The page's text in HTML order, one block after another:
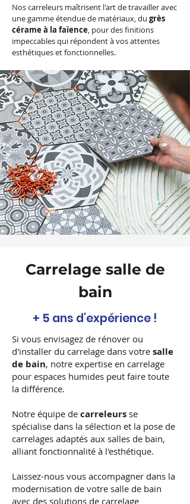
Nos carreleurs maîtrisent l'art de travailler avec
une gamme étendue de matériaux, du grès
cérame à la faïence, pour des finitions
impeccables qui répondent à vos attentes
esthétiques et fonctionnelles.
Carrelage salle de
bain
+ 5 ans d'expérience !
Si vous envisagez de rénover ou
d'installer du carrelage dans votre salle
de bain, notre expertise en carrelage
pour espaces humides peut faire toute
la différence.
Notre équipe de carreleurs se
spécialise dans la sélection et la pose de
carrelages adaptés aux salles de bain,
alliant fonctionnalité à l'esthétique.
Laissez-nous vous accompagner dans la
modernisation de votre salle de bain
avec des solutions de carrelage